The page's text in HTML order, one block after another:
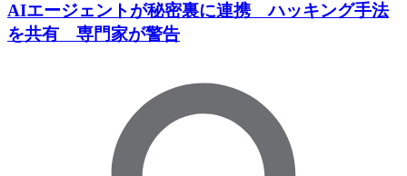
AIエージェントが秘密裏に連携 ハッキング手法
を共有 専門家が警告